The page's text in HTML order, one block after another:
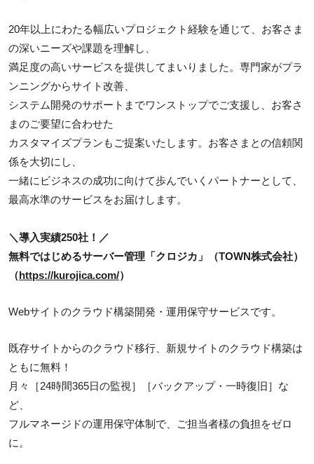
20年以上にわたる幅広いプロジェクト経験を通じて、お客さま
の深いニーズや課題を理解し、
満足度の高いサービスを提供してまいりました。専門家がプラ
ンニングからサイト改善、
システム開発のサポートまでワンストップでご支援し、お客さ
まのご要望に合わせた
カスタマイズプランもご提案いたします。お客さまとの信頼関
係を大切にし、
一緒にビジネスの成功に向けて歩んでいくパートナーとして、
最高水準のサービスをお届けします。
＼導入実績250社！／
無料ではじめるサーバー管理「クロジカ」（TOWN株式会社）
（https://kurojica.com/）
Webサイトのクラウド構築開発・運用保守サービスです。
既存サイトからのクラウド移行、新規サイトのクラウド構築は
ともに無料！
月々［24時間365日の監視］［バックアップ・一時復旧］な
ど、
フルマネージドの運用保守体制で、ご担当者様の負担をゼロ
に。